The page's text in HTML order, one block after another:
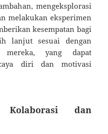
mengeksplorasi
melakukan eksperimen
kesempatan bagi
lanjut sesuai dengan
yang dapat
diri dan motivasi
Kolaborasi dan